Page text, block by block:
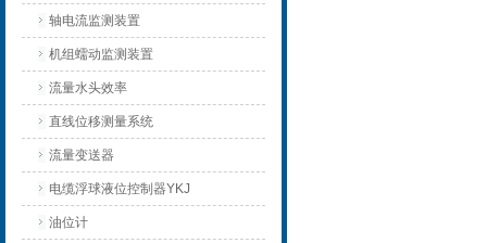
轴电流监测装置
机组蠕动监测装置
流量水头效率
直线位移测量系统
流量变送器
电缆浮球液位控制器YKJ
油位计